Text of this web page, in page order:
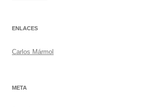
ENLACES
Carlos Mármol
META